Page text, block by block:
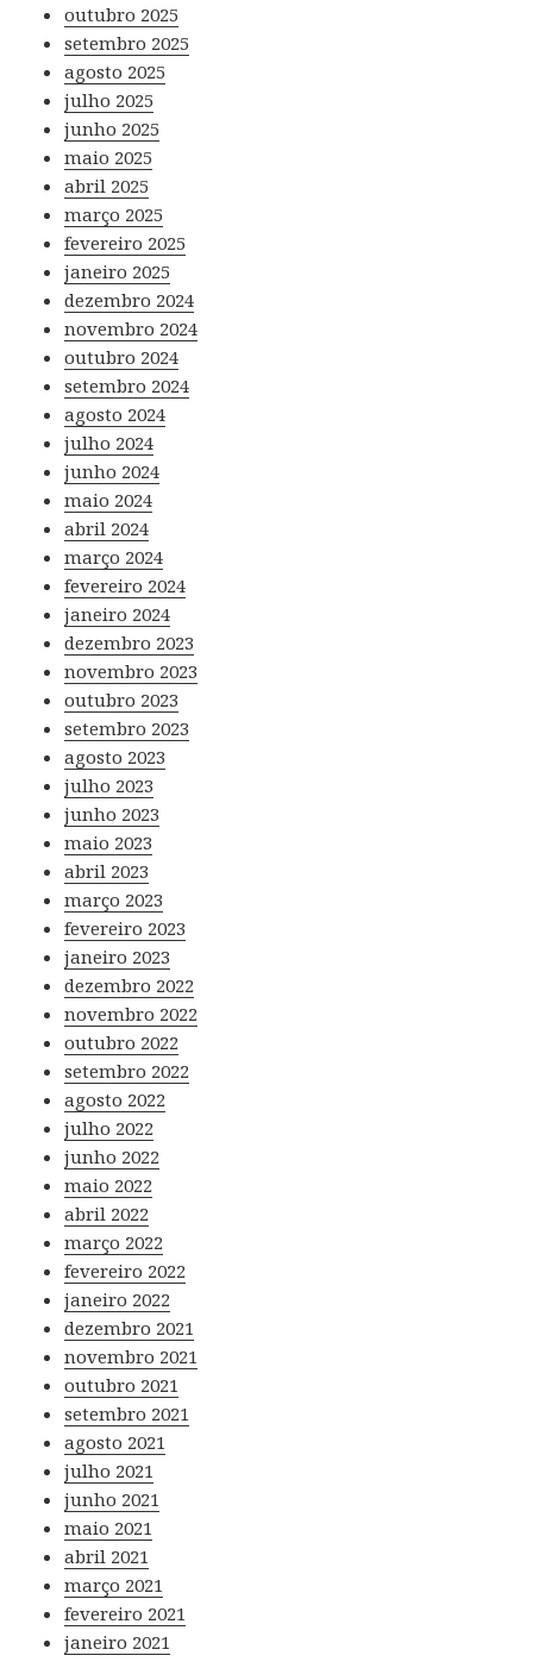
outubro 2025
setembro 2025
agosto 2025
julho 2025
junho 2025
maio 2025
abril 2025
março 2025
fevereiro 2025
janeiro 2025
dezembro 2024
novembro 2024
outubro 2024
setembro 2024
agosto 2024
julho 2024
junho 2024
maio 2024
abril 2024
março 2024
fevereiro 2024
janeiro 2024
dezembro 2023
novembro 2023
outubro 2023
setembro 2023
agosto 2023
julho 2023
junho 2023
maio 2023
abril 2023
março 2023
fevereiro 2023
janeiro 2023
dezembro 2022
novembro 2022
outubro 2022
setembro 2022
agosto 2022
julho 2022
junho 2022
maio 2022
abril 2022
março 2022
fevereiro 2022
janeiro 2022
dezembro 2021
novembro 2021
outubro 2021
setembro 2021
agosto 2021
julho 2021
junho 2021
maio 2021
abril 2021
março 2021
fevereiro 2021
janeiro 2021